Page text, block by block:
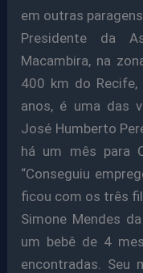
em outras
Presidente da
Macambira, na
400 km do Recife,
anos, é uma das
José Humberto
há um mês para
“Conseguiu
ficou com os três
Simone Mendes
um bebê de 4
encontradas. Seu